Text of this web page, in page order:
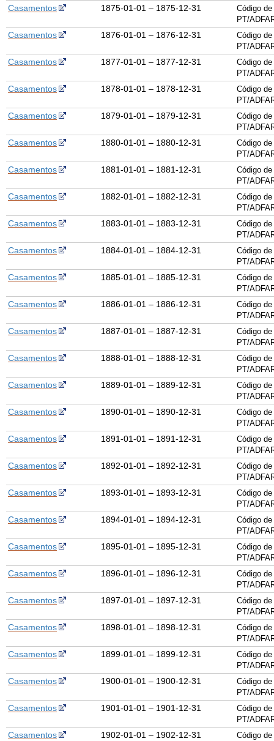
Casamentos 1875-01-01 – 1875-12-31
Código
PT/
Casamentos 1876-01-01 – 1876-12-31
Código
PT/
Casamentos 1877-01-01 – 1877-12-31
Código
PT/
Casamentos 1878-01-01 – 1878-12-31
Código
PT/
Casamentos 1879-01-01 – 1879-12-31
Código
PT/
Casamentos 1880-01-01 – 1880-12-31
Código
PT/
Casamentos 1881-01-01 – 1881-12-31
Código
PT/
Casamentos 1882-01-01 – 1882-12-31
Código
PT/
Casamentos 1883-01-01 – 1883-12-31
Código
PT/
Casamentos 1884-01-01 – 1884-12-31
Código
PT/
Casamentos 1885-01-01 – 1885-12-31
Código
PT/
Casamentos 1886-01-01 – 1886-12-31
Código
PT/
Casamentos 1887-01-01 – 1887-12-31
Código
PT/
Casamentos 1888-01-01 – 1888-12-31
Código
PT/
Casamentos 1889-01-01 – 1889-12-31
Código
PT/
Casamentos 1890-01-01 – 1890-12-31
Código
PT/
Casamentos 1891-01-01 – 1891-12-31
Código
PT/
Casamentos 1892-01-01 – 1892-12-31
Código
PT/
Casamentos 1893-01-01 – 1893-12-31
Código
PT/
Casamentos 1894-01-01 – 1894-12-31
Código
PT/
Casamentos 1895-01-01 – 1895-12-31
Código
PT/
Casamentos 1896-01-01 – 1896-12-31
Código
PT/
Casamentos 1897-01-01 – 1897-12-31
Código
PT/
Casamentos 1898-01-01 – 1898-12-31
Código
PT/
Casamentos 1899-01-01 – 1899-12-31
Código
PT/
Casamentos 1900-01-01 – 1900-12-31
Código
PT/
Casamentos 1901-01-01 – 1901-12-31
Código
PT/
Casamentos 1902-01-01 – 1902-12-31
Código